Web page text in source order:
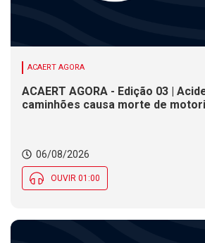
ACAERT AGORA
ACAERT AGORA - Edição 03 |
caminhões causa morte de
quinta (6) em SC
06/08/2026
OUVIR 01:00